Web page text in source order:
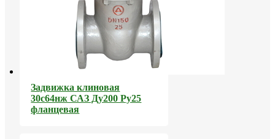
Задвижка клиновая
30с64нж САЗ Ду200 Ру25
фланцевая